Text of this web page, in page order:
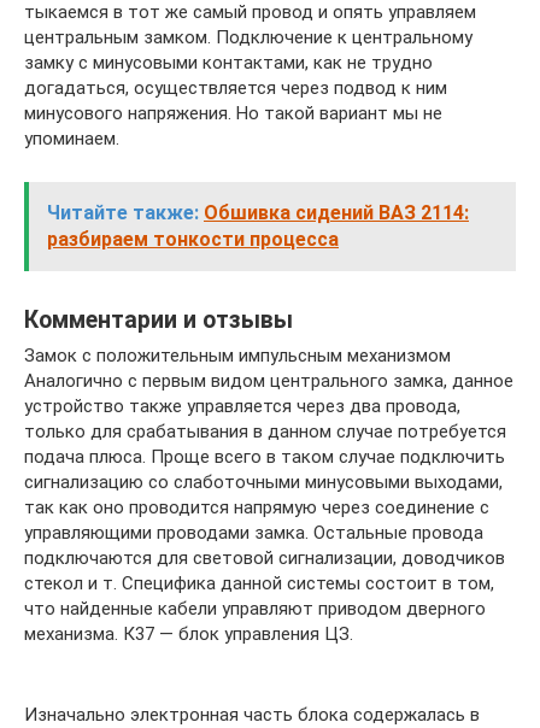
тыкаемся в тот же самый провод и опять управляем
центральным замком. Подключение к центральному
замку с минусовыми контактами, как не трудно
догадаться, осуществляется через подвод к ним
минусового напряжения. Но такой вариант мы не
упоминаем.
Читайте также: Обшивка сидений ВАЗ 2114:
разбираем тонкости процесса
Комментарии и отзывы
Замок с положительным импульсным механизмом
Аналогично с первым видом центрального замка, данное
устройство также управляется через два провода,
только для срабатывания в данном случае потребуется
подача плюса. Проще всего в таком случае подключить
сигнализацию со слаботочными минусовыми выходами,
так как оно проводится напрямую через соединение с
управляющими проводами замка. Остальные провода
подключаются для световой сигнализации, доводчиков
стекол и т. Специфика данной системы состоит в том,
что найденные кабели управляют приводом дверного
механизма. К37 — блок управления ЦЗ.
Изначально электронная часть блока содержалась в